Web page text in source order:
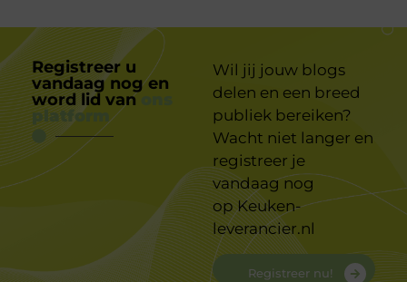
Registreer u
vandaag nog en
word lid van
platform
Wil jij jouw blogs
delen en een breed
publiek bereiken?
Wacht niet langer en
registreer je
vandaag nog
opKeuken-
leverancier.nl
Registreer nu!